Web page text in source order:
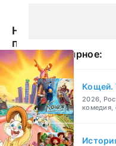
Новые
приключения
Пса
и
его
друзей
(1990)
Популярное:
Кощей.
2026,
комедия,